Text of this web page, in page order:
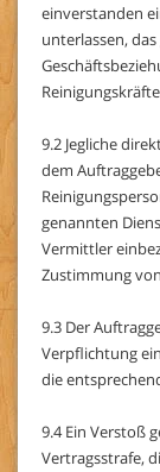
einverstanden
unterlassen,
9.2 Jegliche
dem
genannten
Vermittler
Zustimmung
9.3 Der
Verpflichtung
die
9.4 Ein Verstoß
Vertragsstrafe,